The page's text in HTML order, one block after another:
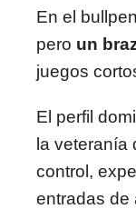
En el
pero un
juegos
El perfil
la veteranía
control,
entradas de